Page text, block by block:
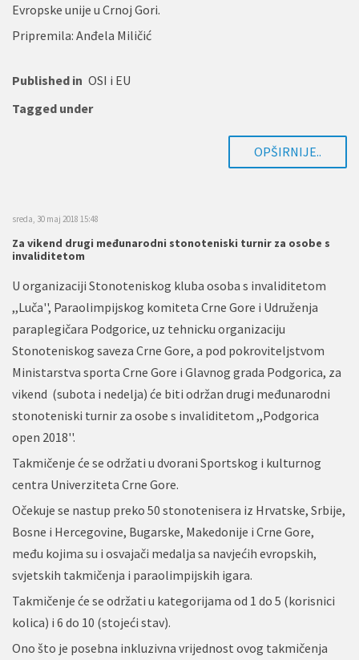
Evropske unije u Crnoj Gori.
Pripremila: Anđela Miličić
Published in OSI i EU
Tagged under
OPŠIRNIJE..
sreda, 30 maj 2018 15:48
Za vikend drugi međunarodni stonoteniski turnir za osobe s
invaliditetom
U organizaciji Stonoteniskog kluba osoba s invaliditetom
,,Luča'', Paraolimpijskog komiteta Crne Gore i Udruženja
paraplegičara Podgorice, uz tehnicku organizaciju
Stonoteniskog saveza Crne Gore, a pod pokroviteljstvom
Ministarstva sporta Crne Gore i Glavnog grada Podgorica, za
vikend (subota i nedelja) će biti održan drugi međunarodni
stonoteniski turnir za osobe s invaliditetom ,,Podgorica
open 2018''.
Takmičenje će se održati u dvorani Sportskog i kulturnog
centra Univerziteta Crne Gore.
Očekuje se nastup preko 50 stonotenisera iz Hrvatske, Srbije,
Bosne i Hercegovine, Bugarske, Makedonije i Crne Gore,
među kojima su i osvajači medalja sa navjećih evropskih,
svjetskih takmičenja i paraolimpijskih igara.
Takmičenje će se održati u kategorijama od 1 do 5 (korisnici
kolica) i 6 do 10 (stojeći stav).
Ono što je posebna inkluzivna vrijednost ovog takmičenja